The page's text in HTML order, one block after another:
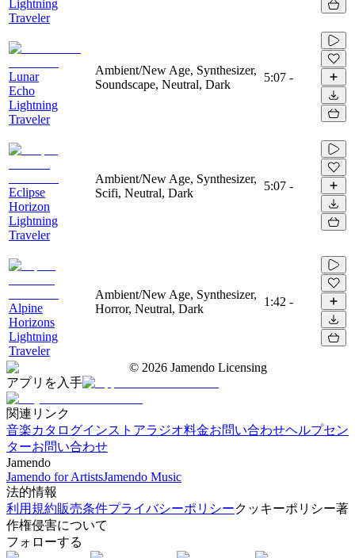
Lightning
Traveler
Lunar
Echo
Lightning
Traveler
Ambient/New Age, Synthesizer,
Soundscape, Neutral, Dark
5:07 -
Eclipse
Horizon
Lightning
Traveler
Ambient/New Age, Synthesizer,
Scifi, Neutral, Dark
5:07 -
Alpine
Horizons
Lightning
Traveler
Ambient/New Age, Synthesizer,
Horror, Neutral, Dark
1:42 -
© 2026 Jamendo Licensing
アプリを入手
関連リンク
音楽カタログインストアラジオ料金お問い合わせヘルプセン
ターお問い合わせ
Jamendo
Jamendo for ArtistsJamendo Music
法的情報
利用規約販売条件プライバシーポリシークッキーポリシー著
作権侵害について
フォローする